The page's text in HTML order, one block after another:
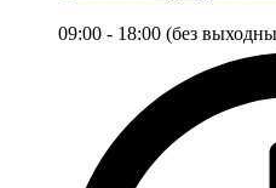
09:00 - 18:00 (без